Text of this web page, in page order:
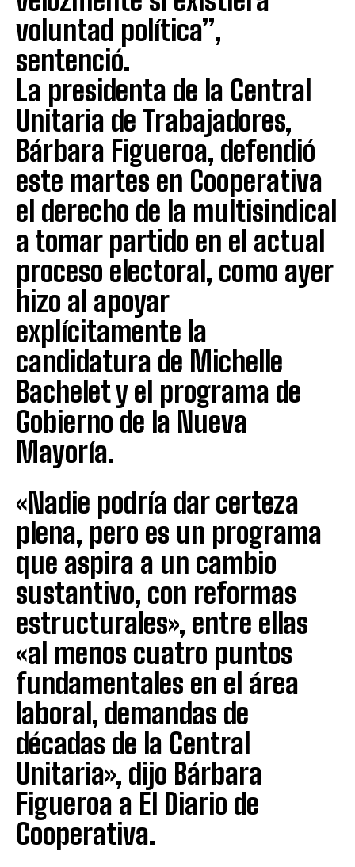
voluntad política”,
sentenció.
La presidenta de la Central
Unitaria de Trabajadores,
Bárbara Figueroa, defendió
este martes en Cooperativa
el derecho de la multisindical
a tomar partido en el actual
proceso electoral, como ayer
hizo al apoyar
explícitamente la
candidatura de Michelle
Bachelet y el programa de
Gobierno de la Nueva
Mayoría.
«Nadie podría dar certeza
plena, pero es un programa
que aspira a un cambio
sustantivo, con reformas
estructurales», entre ellas
«al menos cuatro puntos
fundamentales en el área
laboral, demandas de
décadas de la Central
Unitaria», dijo Bárbara
Figueroa a El Diario de
Cooperativa.